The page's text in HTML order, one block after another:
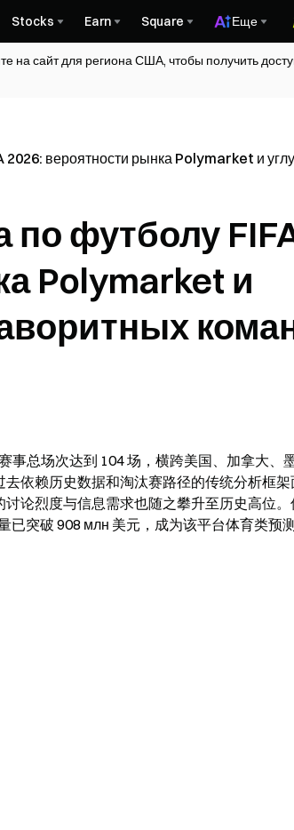
Stocks Earn Square Еще
на сайт для региона США, чтобы получить
вероятности рынка Polymarket и
по футболу
Polymarket и
事总场次达到 104 场，横跨美国、加拿大、
依赖历史数据和淘汰赛路径的传统分析框
论烈度与信息需求也随之攀升至历史高位。
已突破 908 млн 美元，成为该平台体育类预